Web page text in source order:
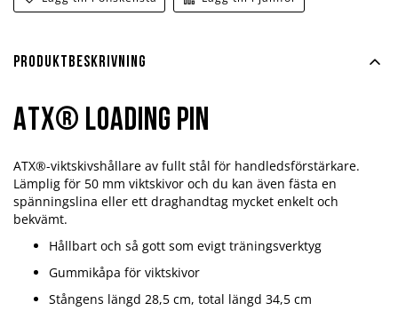
Produktbeskrivning
ATX® Loading pin
ATX®-viktskivshållare av fullt stål för handledsförstärkare.
Lämplig för 50 mm viktskivor och du kan även fästa en
spänningslina eller ett draghandtag mycket enkelt och
bekvämt.
Hållbart och så gott som evigt träningsverktyg
Gummikåpa för viktskivor
Stångens längd 28,5 cm, total längd 34,5 cm